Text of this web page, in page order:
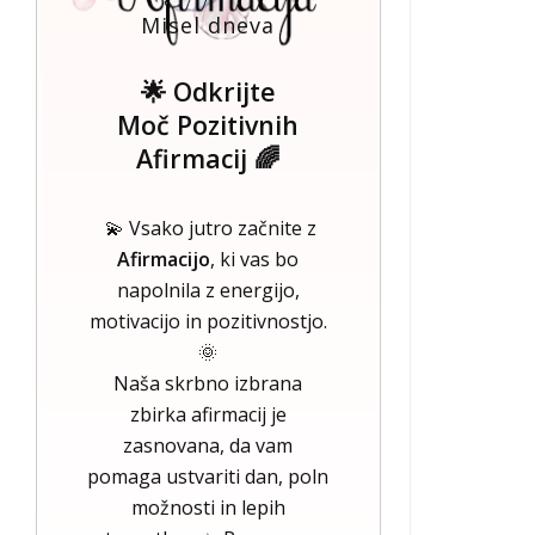
Misel dneva
🌟 Odkrijte
Moč Pozitivnih
Afirmacij 🌈
💫 Vsako jutro začnite z
Afirmacijo, ki vas bo
napolnila z energijo,
motivacijo in pozitivnostjo.
🌞
Naša skrbno izbrana
zbirka afirmacij je
zasnovana, da vam
pomaga ustvariti dan, poln
možnosti in lepih